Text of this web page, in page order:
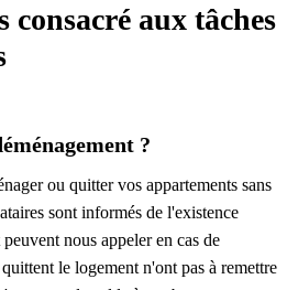
consacré aux tâches
?
ou quitter vos appartements sans
sont informés de l'existence
nous appeler en cas de
le logement n'ont pas à remettre